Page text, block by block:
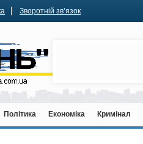
Зворотній зв’язок
Політика Економіка Кримінал